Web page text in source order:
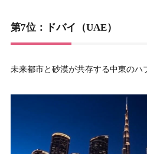
第7位：ドバイ（UAE）
未来都市と砂漠が共存する中東のハ